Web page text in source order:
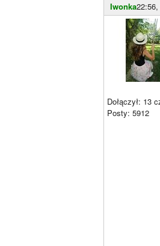
Iwonka
Dołączył: 13
Posty: 5912